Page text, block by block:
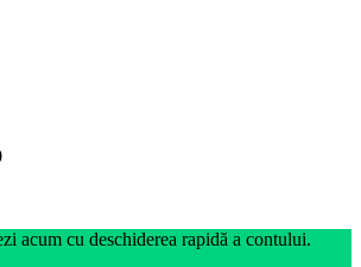
acum cu deschiderea rapidă a contului.